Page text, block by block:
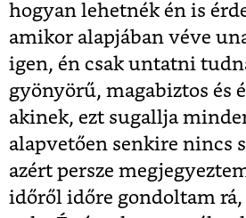
hogyan lehetnék én is
amikor alapjában véve
igen, én csak untatni
gyönyörű, magabiztos és
akinek, ezt sugallja
alapvetően senkire nincs
azért persze
időről időre gondoltam